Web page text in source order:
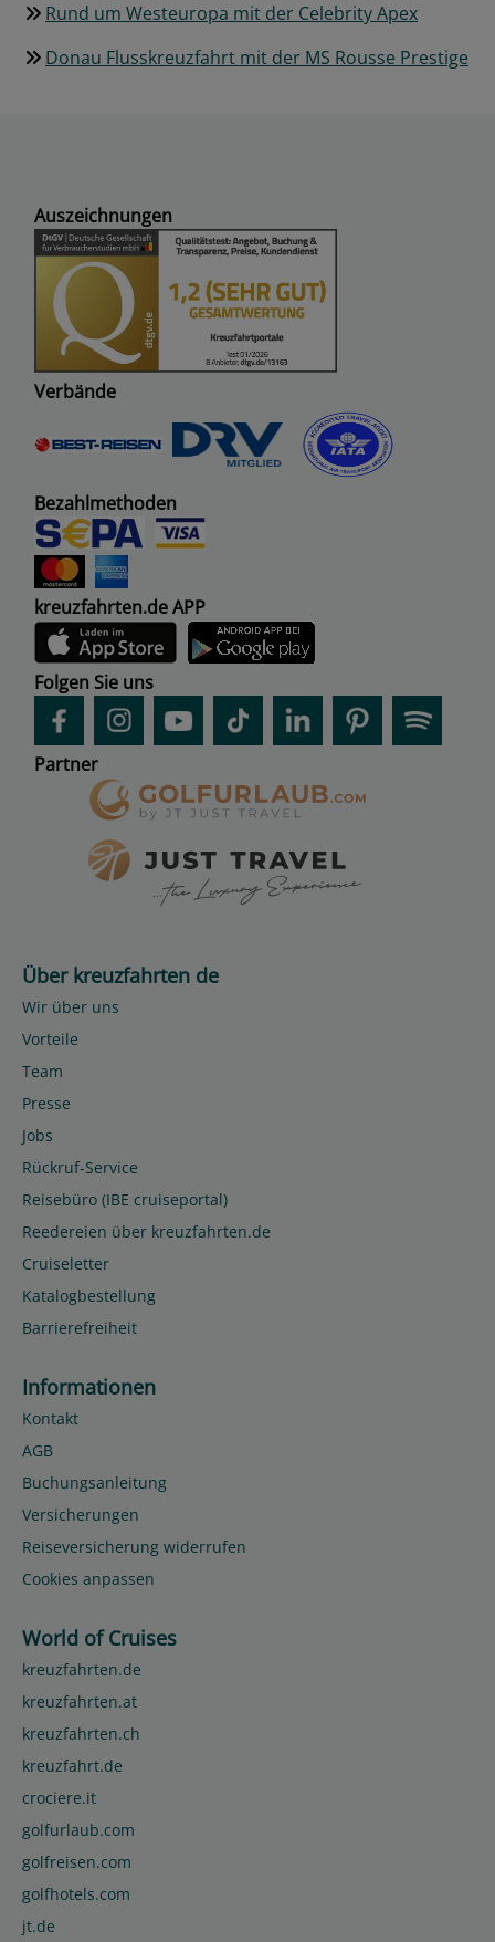
Rund um Westeuropa mit der Celebrity Apex
Donau Flusskreuzfahrt mit der MS Rousse Prestige
Auszeichnungen
Verbände
Bezahlmethoden
kreuzfahrten.de APP
Folgen Sie uns
Partner
Über kreuzfahrten de
Wir über uns
Vorteile
Team
Presse
Jobs
Rückruf-Service
Reisebüro (IBE cruiseportal)
Reedereien über kreuzfahrten.de
Cruiseletter
Katalogbestellung
Barrierefreiheit
Informationen
Kontakt
AGB
Buchungsanleitung
Versicherungen
Reiseversicherung widerrufen
Cookies anpassen
World of Cruises
kreuzfahrten.de
kreuzfahrten.at
kreuzfahrten.ch
kreuzfahrt.de
crociere.it
golfurlaub.com
golfreisen.com
golfhotels.com
jt.de